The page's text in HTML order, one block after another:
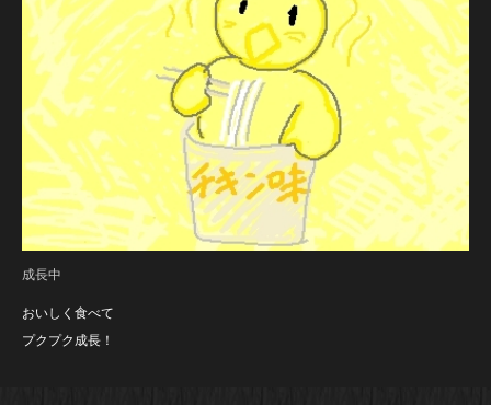
成長中
おいしく食べて
プクプク成長！